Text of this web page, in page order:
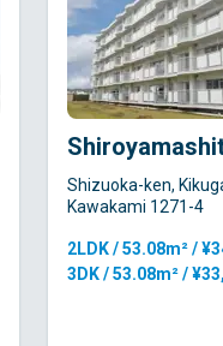
Shizuoka-ken,
Kawakami 1271-4
2LDK / 53.08m² /
3DK / 53.08m² /